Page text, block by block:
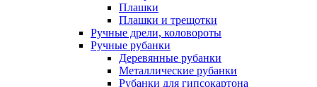
Плашки
Плашки и трещотки
Ручные дрели, коловороты
Ручные рубанки
Деревянные рубанки
Металлические рубанки
Рубанки для гипсокартона